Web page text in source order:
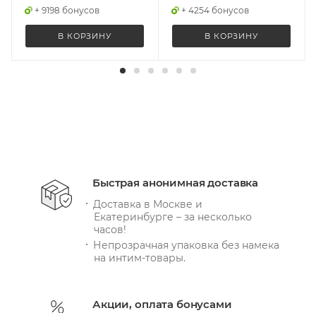
+ 9198 бонусов
В КОРЗИНУ
+ 4254 бонусов
В КОРЗИНУ
Быстрая анонимная доставка
Доставка в Москве и
Екатеринбурге – за несколько
часов!
Непрозрачная упаковка без намека
на интим-товары.
Акции, оплата бонусами